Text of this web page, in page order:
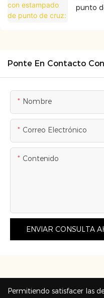
punto
Ponte En Contacto
Nombre
Correo Electrónico
Contenido
ENVIAR CONSULTA
Permitiendo satisfacer las